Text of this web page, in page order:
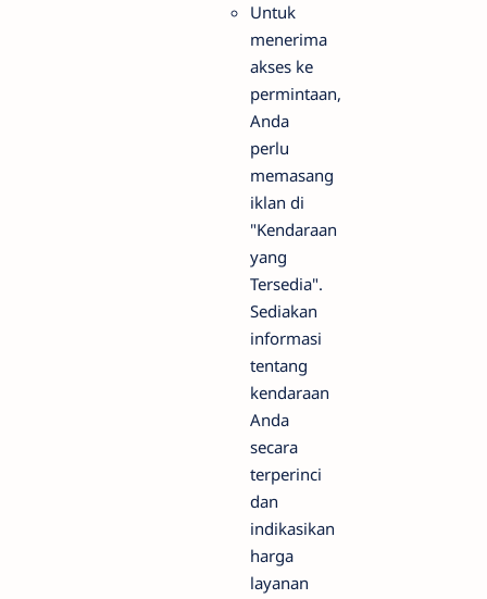
Untuk
menerima
akses ke
permintaan,
Anda
perlu
memasang
iklan di
"Kendaraan
yang
Tersedia".
Sediakan
informasi
tentang
kendaraan
Anda
secara
terperinci
dan
indikasikan
harga
layanan